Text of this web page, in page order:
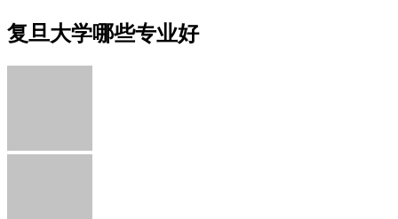
复旦大学哪些专业好